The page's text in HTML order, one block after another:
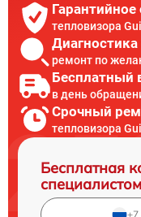
тепловизора
ремонт по
Бесплатный
в день
Срочный
тепловизора
Бесплатная
специалистом